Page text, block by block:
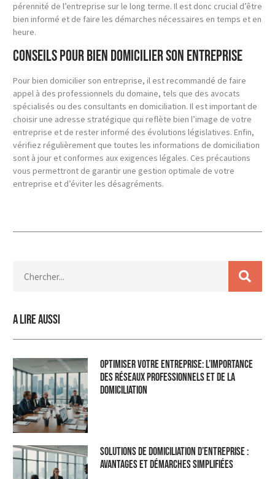
pérennité de l’entreprise sur le long terme. Il est donc crucial d’être
bien informé et de faire les démarches nécessaires en temps et en
heure.
Conseils pour bien domicilier son entreprise
Pour bien domicilier son entreprise, il est recommandé de faire
appel à des professionnels du domaine, tels que des avocats
spécialisés ou des consultants en domiciliation. Il est important de
choisir une adresse stratégique qui reflète bien l’image de votre
entreprise et de rester informé des évolutions législatives. Enfin,
vérifiez régulièrement que toutes les informations de domiciliation
sont à jour et conformes aux exigences légales. Ces précautions
vous permettront de garantir une gestion optimale de votre
entreprise et d’éviter les désagréments.
A lire aussi
Optimiser Votre Entreprise: L’Importance
des Réseaux Professionnels et de la
Domiciliation
Solutions de domiciliation d’entreprise :
Avantages et démarches simplifiées